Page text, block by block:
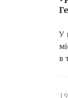
У
в